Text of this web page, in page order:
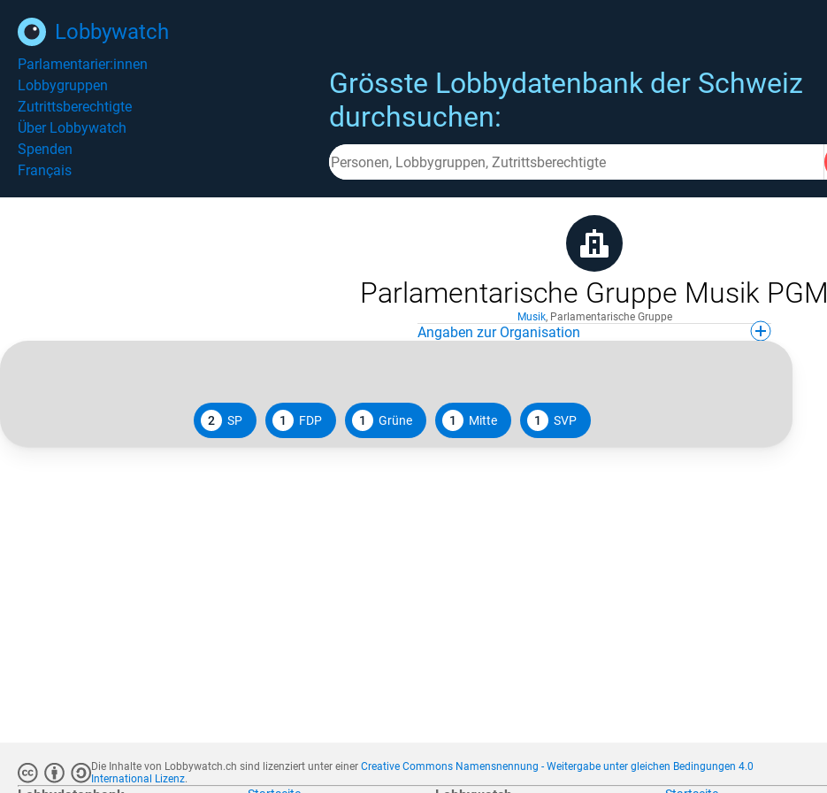
Lobbywatch
Parlamentarier:innen
Lobbygruppen
Zutrittsberechtigte
Über Lobbywatch
Spenden
Français
Grösste Lobbydatenbank der Schweiz
durchsuchen:
Parlamentarische Gruppe Musik PGM
Musik, Parlamentarische Gruppe
Angaben zur Organisation
2 SP 1 FDP 1 Grüne 1 Mitte 1 SVP
Die Inhalte von Lobbywatch.ch sind lizenziert unter einerCreative Commons Namensnennung - Weitergabe unter gleichen Bedingungen 4.0
International Lizenz.